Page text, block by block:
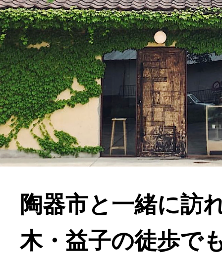
陶器市と一緒に訪
木・益子の徒歩で